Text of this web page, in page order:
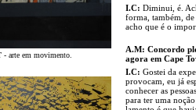
- arte em movimento.
I.C: Diminui, é.
forma, também,
acho que é o
A.M: Concordo
agora em Cape
I.C: Gostei da
provocam, eu já
conhecer as
para ter uma